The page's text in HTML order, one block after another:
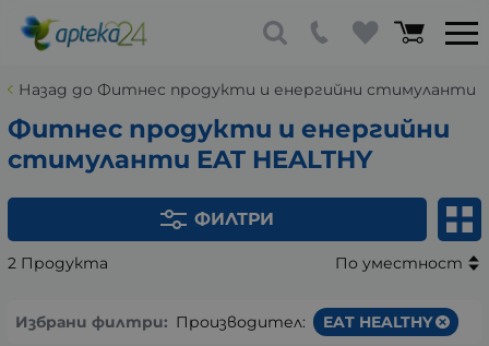
Назад до Фитнес продукти и енергийни стимуланти
Фитнес продукти и енергийни
стимуланти EAT HEALTHY
ФИЛТРИ
2 Продукта По уместност
Избрани филтри: Производител: EAT HEALTHY